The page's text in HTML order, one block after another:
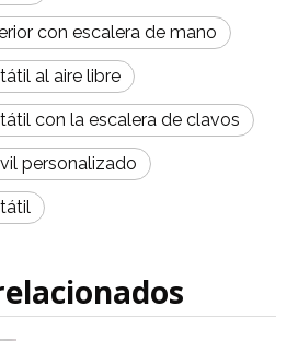
con escalera de mano
al aire libre
con la escalera de clavos
personalizado